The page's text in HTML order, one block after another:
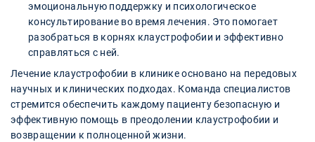
эмоциональную поддержку и психологическое
консультирование во время лечения. Это помогает
разобраться в корнях клаустрофобии и эффективно
справляться с ней.
Лечение клаустрофобии в клинике основано на передовых
научных и клинических подходах. Команда специалистов
стремится обеспечить каждому пациенту безопасную и
эффективную помощь в преодолении клаустрофобии и
возвращении к полноценной жизни.